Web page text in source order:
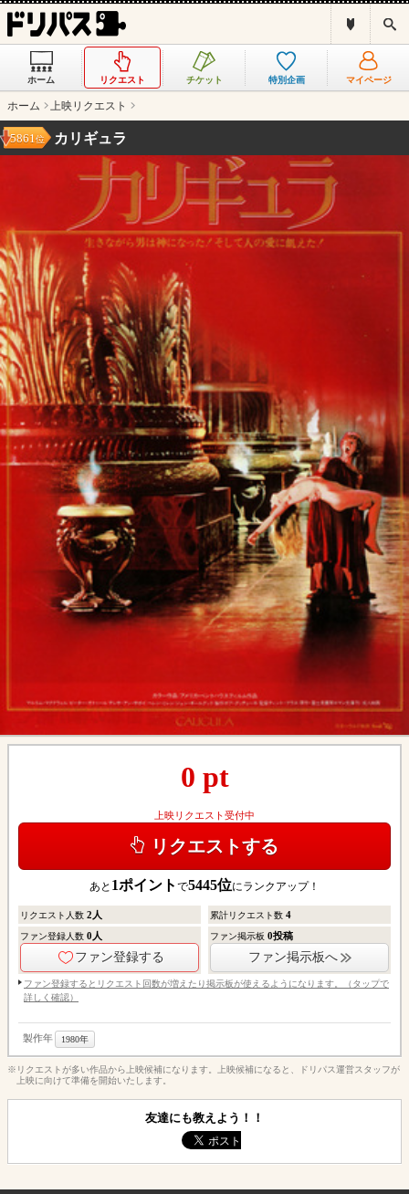
ス
ホーム リクエスト チケット 特別企画 マイページ
ホーム 上映リクエスト
カリギュラ
5861位
0 pt
上映リクエスト受付中
リクエストする
あと 1ポイント で5445位にランクアップ！
リクエスト人数 2人 累計リクエスト数4
ファン登録人数 0人
ファン登録する
ファン掲示板0投稿
ファン掲示板へ
ファン登録するとリクエスト回数が増えたり掲示板が使えるようになります。（タップで
詳しく確認）
製作年 1980年
※リクエストが多い作品から上映候補になります。上映候補になると、ドリパス運営スタッフが
上映に向けて準備を開始いたします。
友達にも教えよう！！